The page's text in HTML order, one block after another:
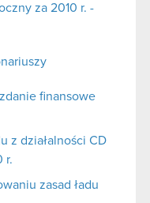
za 2010 r. -
finansowe
z działalności CD
r.
zasad ładu